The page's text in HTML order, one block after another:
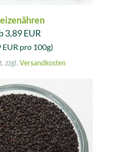
3,89 EUR
EUR pro 100g)
zzgl. Versandkosten